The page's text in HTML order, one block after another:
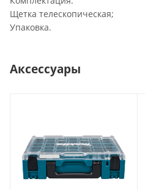
Щетка телескопическая;
Упаковка.
Аксессуары